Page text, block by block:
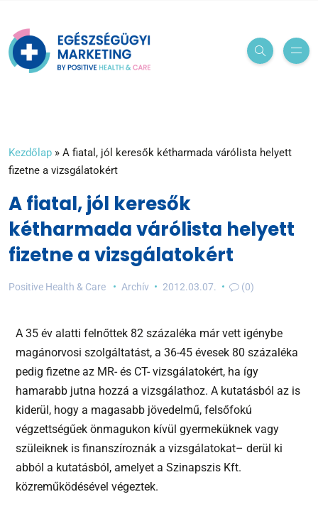
Kezdőlap » A fiatal, jól keresők kétharmada várólista helyett
fizetne a vizsgálatokért
A fiatal, jól keresők
kétharmada várólista helyett
fizetne a vizsgálatokért
Positive Health & Care Archív 2012.03.07. (0)
A 35 év alatti felnőttek 82 százaléka már vett igénybe
magánorvosi szolgáltatást, a 36-45 évesek 80 százaléka
pedig fizetne az MR- és CT- vizsgálatokért, ha így
hamarabb jutna hozzá a vizsgálathoz. A kutatásból az is
kiderül, hogy a magasabb jövedelmű, felsőfokú
végzettségűek önmagukon kívül gyermeküknek vagy
szüleiknek is finanszíroznák a vizsgálatokat– derül ki
abból a kutatásból, amelyet a Szinapszis Kft.
közreműködésével végeztek.